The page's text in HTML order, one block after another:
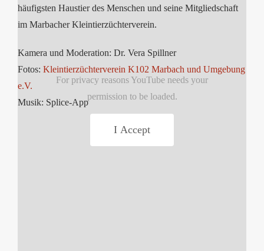
häufigsten Haustier des Menschen und seine Mitgliedschaft
im Marbacher Kleintierzüchterverein.
Kamera und Moderation: Dr. Vera Spillner
Fotos: Kleintierzüchterverein K102 Marbach und Umgebung
e.V.
Musik: Splice-App
For privacy reasons YouTube needs your
permission to be loaded.
I Accept